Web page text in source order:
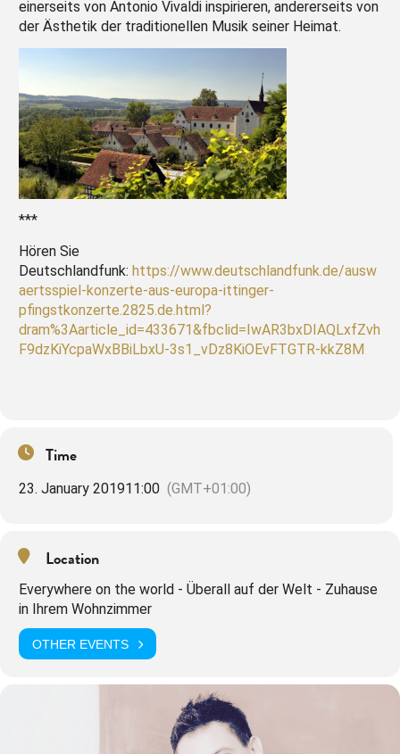
einerseits von Antonio Vivaldi inspirieren, andererseits von
der Ästhetik der traditionellen Musik seiner Heimat.
***
Hören Sie
Deutschlandfunk: https://www.deutschlandfunk.de/ausw
aertsspiel-konzerte-aus-europa-ittinger-
pfingstkonzerte.2825.de.html?
dram%3Aarticle_id=433671&fbclid=IwAR3bxDIAQLxfZvh
F9dzKiYcpaWxBBiLbxU-3s1_vDz8KiOEvFTGTR-kkZ8M
Time
23. January 201911:00 (GMT+01:00)
Location
Everywhere on the world - Überall auf der Welt - Zuhause
in Ihrem Wohnzimmer
OTHER EVENTS